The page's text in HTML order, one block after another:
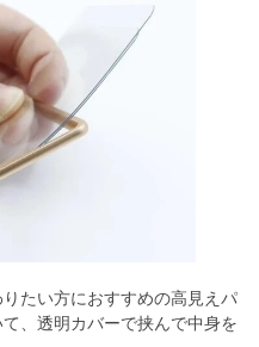
たい方におすすめの高見えパ
、透明カバーで挟んで中身を